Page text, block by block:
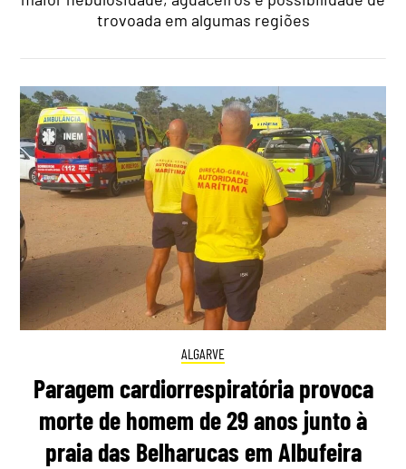
trovoada em algumas regiões
ALGARVE
Paragem cardiorrespiratória provoca
morte de homem de 29 anos junto à
praia das Belharucas em Albufeira